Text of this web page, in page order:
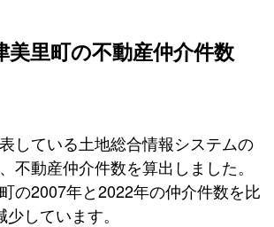
美里町の不動産仲介件数
している土地総合情報システムの
不動産仲介件数を算出しました。
の2007年と2022年の仲介件数を比
しています。